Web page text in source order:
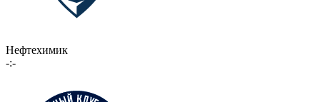
Нефтехимик
-:-